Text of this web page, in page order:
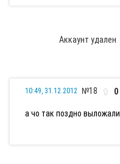
Аккаунт удален
10:49, 31.12.2012 №18 0
а чо так поздно выложали